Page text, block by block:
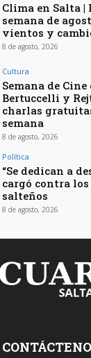
Clima en Salta |
semana de
vientos y
8 de agosto, 2026
Cultura
Semana de Cine
Bertuccelli y
charlas
semana
8 de agosto, 2026
Política
“Se dedican a
cargó contra
salteños
8 de agosto, 2026